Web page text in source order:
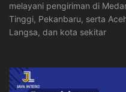
melayani pengiriman di
Tinggi, Pekanbaru, serta
Langsa, dan kota sekitar